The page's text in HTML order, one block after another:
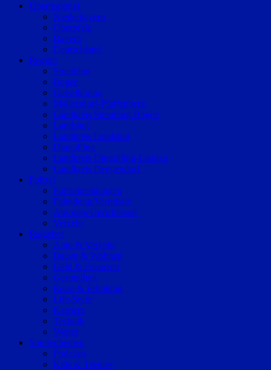
Überregional
Niederbayern
Oberpfalz
Bayern
Deutschland
Region
Straubing
Bogen
Geiselhöring
Mallersdorf-Pfaffenberg
Landkreis Straubing-Bogen
Landshut
Landkreis Landshut
Dingolfing
Landkreis Dingolfing-Landau
Landkreis Deggendorf
Polizei
Polizeimeldungen
Fahndung/Vermisste
Aus dem Gerichtssaal
Verkehr
Ratgeber
Auto & Verkehr
Bauen & Wohnen
Geld & Finanzen
Gesundheit
Reise & Erholung
Life-Style
Karriere
Technik
Wetter
Sonderthemen
Podcasts
Kids & Teenies